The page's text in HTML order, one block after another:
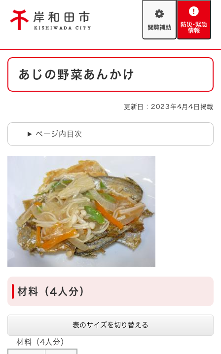
閲
助
防
緊
やさしい日本語
背景色変更 白 黒 青
とじる
防災・緊急情報 救急・消防
ハザードマップ AED設置箇所
本
あじの野菜あんかけ
更新日：2023年4月4日掲載
ページ内目次
材料（4人分）
表のサイズを切り替える
材料（4人分）